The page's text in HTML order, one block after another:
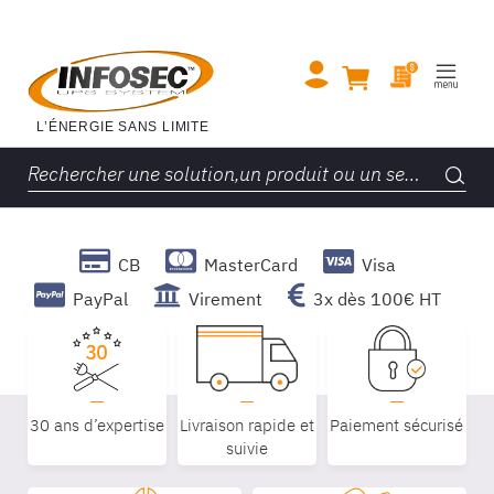
CB MasterCard
Visa
PayPal
Virement 3x dès 100€ HT
30 ans d’expertise
Livraison rapide et
suivie
Paiement sécurisé